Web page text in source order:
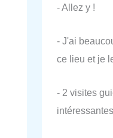
- Allez y !
- J'ai
ce lieu et je
- 2 visites